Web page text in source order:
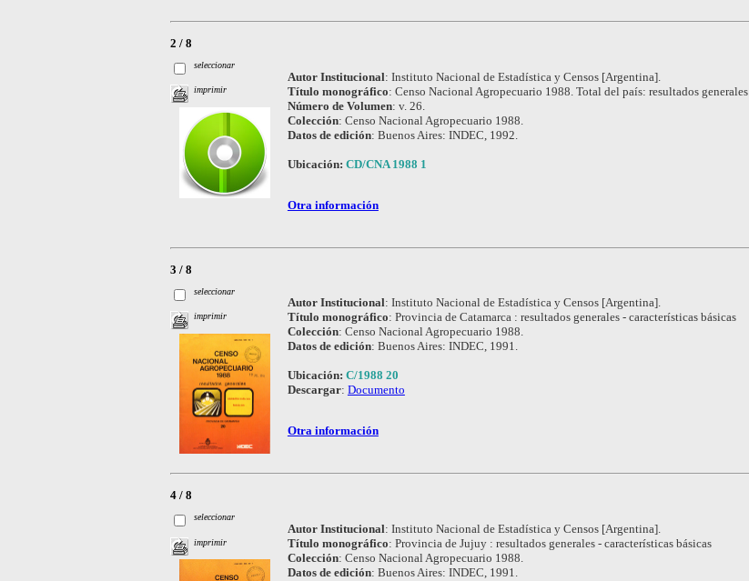
2 / 8
seleccionar
imprimir
Autor Institucional: Instituto Nacional de Estadística y Censos [Argentina].
Título monográfico: Censo Nacional Agropecuario 1988. Total del país: resultados generales
Número de Volumen: v. 26.
Colección: Censo Nacional Agropecuario 1988.
Datos de edición: Buenos Aires: INDEC, 1992.
Ubicación: CD/CNA 1988 1
Otra información
3 / 8
seleccionar
imprimir
Autor Institucional: Instituto Nacional de Estadística y Censos [Argentina].
Título monográfico: Provincia de Catamarca : resultados generales - características básicas
Colección: Censo Nacional Agropecuario 1988.
Datos de edición: Buenos Aires: INDEC, 1991.
Ubicación: C/1988 20
Descargar: Documento
Otra información
4 / 8
seleccionar
imprimir
Autor Institucional: Instituto Nacional de Estadística y Censos [Argentina].
Título monográfico: Provincia de Jujuy : resultados generales - características básicas
Colección: Censo Nacional Agropecuario 1988.
Datos de edición: Buenos Aires: INDEC, 1991.